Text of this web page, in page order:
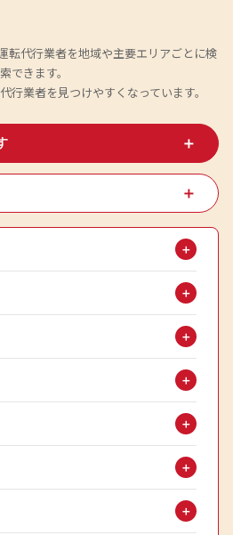
転代行業者を地域や主要エリアごとに検
索できます。
行業者を見つけやすくなっています。
＋
＋
＋
＋
＋
＋
＋
＋
＋